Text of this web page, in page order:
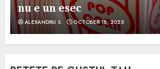
nu e un esec
ALEXANDRU S. OCTOBER 18, 2023